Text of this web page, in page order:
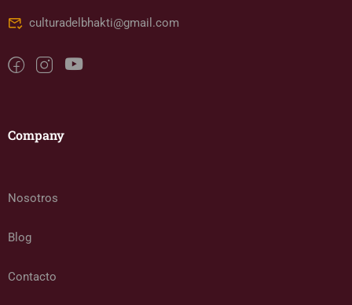
culturadelbhakti@gmail.com
Company
Nosotros
Blog
Contacto